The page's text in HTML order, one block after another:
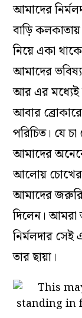
আমাদের
বাড়ি
নিয়ে একা
আমাদের
আর এর মধ্যেই
আবার
পরিচিত। যে
আমাদের
আলোয় চোখের
আমাদের জরুরি
দিলেন।
নির্মলদার
তার ছায়া।